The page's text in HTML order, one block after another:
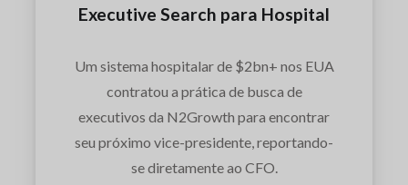
Executive Search para Hospital
Um sistema hospitalar de $2bn+ nos EUA
contratou a prática de busca de
executivos da N2Growth para encontrar
seu próximo vice-presidente, reportando-
se diretamente ao CFO.